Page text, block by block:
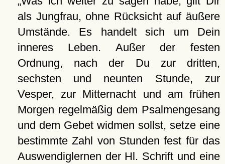
als Jungfrau, ohne Rücksicht auf äußere
Umstände. Es handelt sich um Dein
inneres Leben. Außer der festen
Ordnung, nach der Du zur dritten,
sechsten und neunten Stunde, zur
Vesper, zur Mitternacht und am frühen
Morgen regelmäßig dem Psalmengesang
und dem Gebet widmen sollst, setze eine
bestimmte Zahl von Stunden fest für das
Auswendiglernen der Hl. Schrift und eine